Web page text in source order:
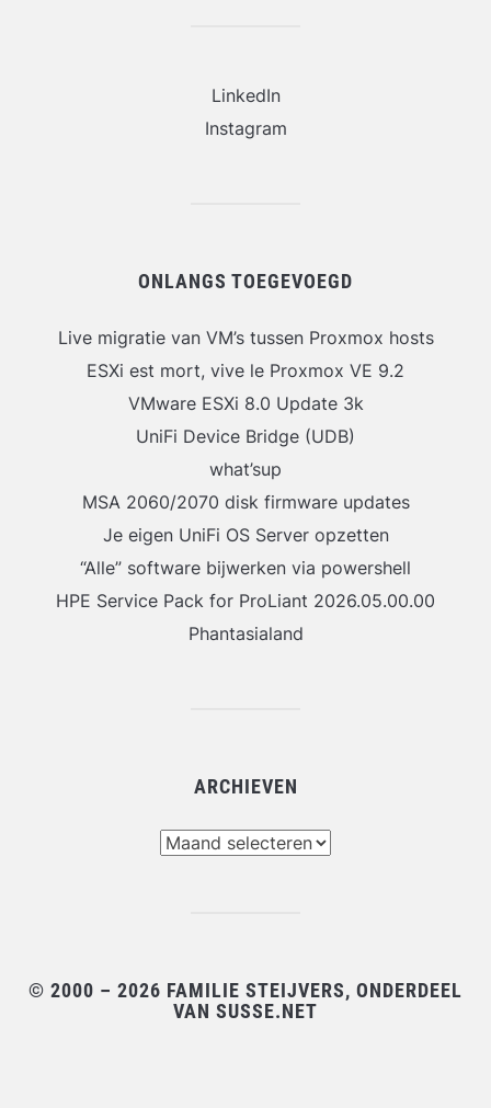
LinkedIn
Instagram
ONLANGS TOEGEVOEGD
Live migratie van VM’s tussen Proxmox hosts
ESXi est mort, vive le Proxmox VE 9.2
VMware ESXi 8.0 Update 3k
UniFi Device Bridge (UDB)
what’sup
MSA 2060/2070 disk firmware updates
Je eigen UniFi OS Server opzetten
“Alle” software bijwerken via powershell
HPE Service Pack for ProLiant 2026.05.00.00
Phantasialand
ARCHIEVEN
© 2000 – 2026 FAMILIE STEIJVERS, ONDERDEEL
VAN SUSSE.NET